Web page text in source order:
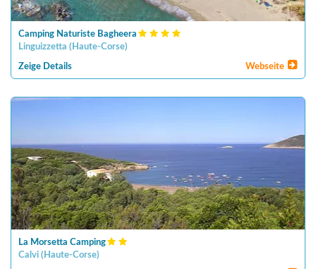
Camping Naturiste Bagheera
Linguizzetta ( Haute-Corse)
Zeige Details Webseite
La Morsetta Camping
Calvi ( Haute-Corse)